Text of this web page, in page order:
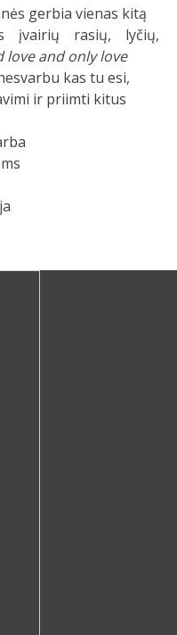
gerbia vienas kitą
įvairių rasių, lyčių,
love and only love
kas tu esi,
ir priimti kitus